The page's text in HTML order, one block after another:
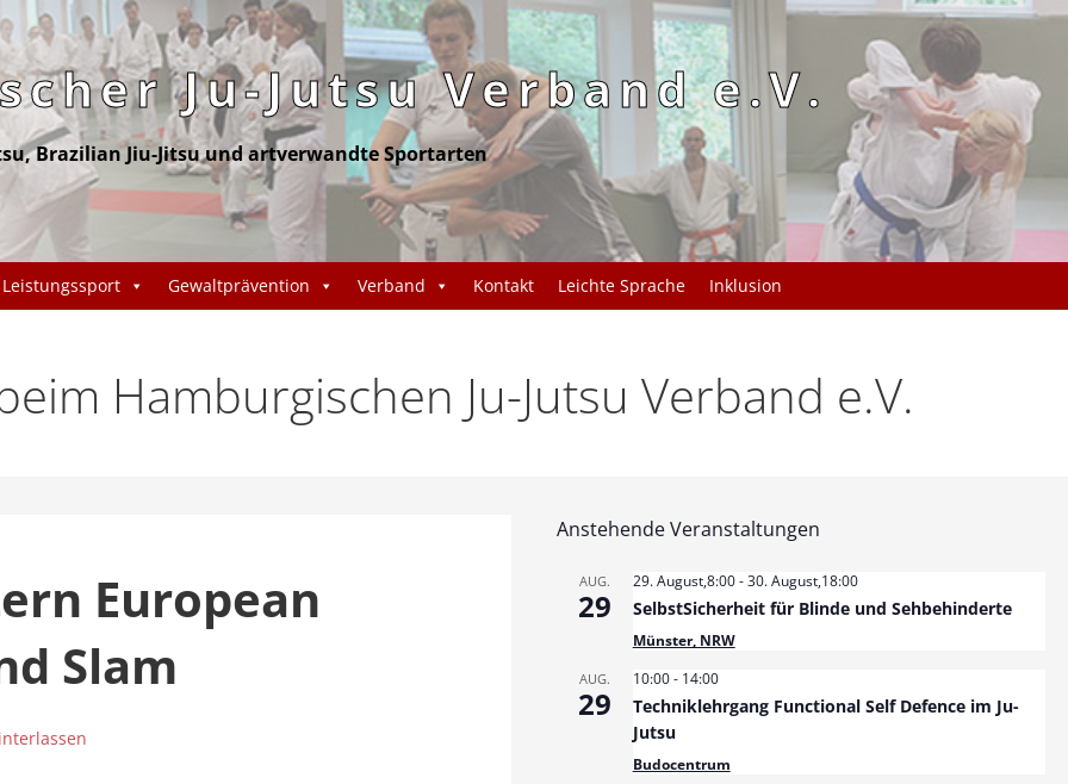
Ju-Jutsu Verband e.V.
Brazilian Jiu-Jitsu und artverwandte Sportarten
Leistungssport Gewaltprävention Verband Kontakt Leichte Sprache Inklusion
Hamburgischen Ju-Jutsu Verband e.V.
European
Slam
Anstehende Veranstaltungen
AUG.
29
29. August,8:00-30. August,18:00
SelbstSicherheit für Blinde und Sehbehinderte
Münster, NRW
AUG.
29
10:00- 14:00
Techniklehrgang Functional Self Defence im Ju-
Jutsu
Budocentrum